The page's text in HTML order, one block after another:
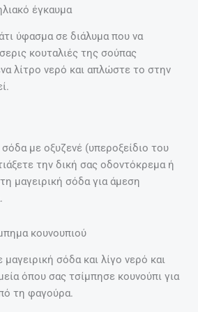
έγκαυμα
ύφασμα σε διάλυμα που να
κουταλιές της σούπας
λίτρο νερό και απλώστε το στην
σόδα με οξυζενέ (υπεροξείδιο του
την δική σας οδοντόκρεμα ή
μαγειρική σόδα για άμεση
κουνουπιού
σόδα και λίγο νερό και
όπου σας τσίμπησε κουνούπι για
τη φαγούρα.